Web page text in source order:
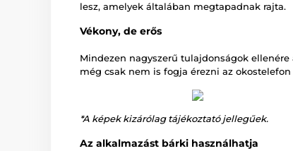
lesz, amelyek általában megtapadnak rajta.
Vékony, de erős
Mindezen nagyszerű tulajdonságok
még csak nem is fogja érezni az
*A képek kizárólag tájékoztató jellegűek.
Az alkalmazást bárki használhatja